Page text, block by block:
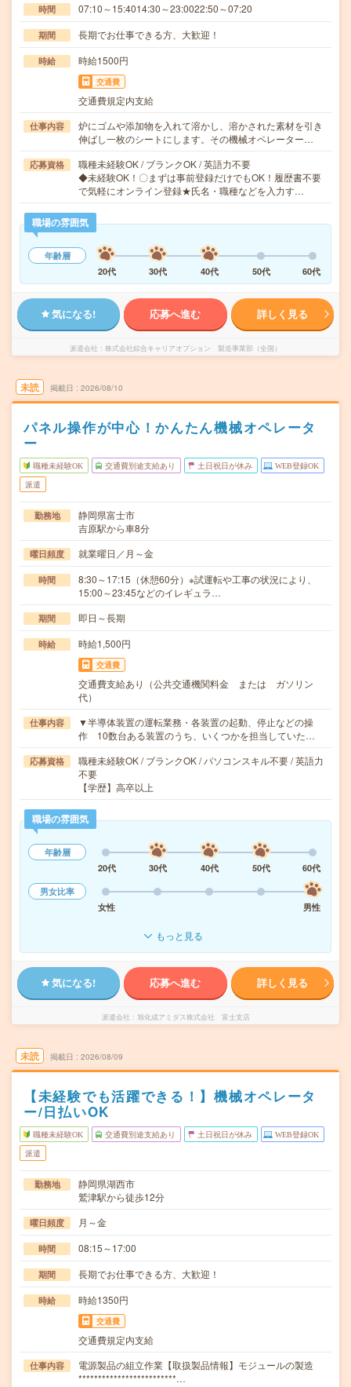
時間 07:10～15:4014:30～23:0022:50～07:20
期間 長期でお仕事できる方、大歓迎！
時給 時給1500円
交通費
交通費規定内支給
仕事内容
炉にゴムや添加物を入れて溶かし、溶かされた素材を引き
伸ばし一枚のシートにします。その機械オペレーター…
応募資格
職種未経験OK / ブランクOK / 英語力不要
◆未経験OK！〇まずは事前登録だけでもOK！履歴書不要
で気軽にオンライン登録★氏名・職種などを入力す…
職場の雰囲気
年齢層
20代
30代 40代 50代 60代
気になる! 応募へ進む 詳しく見る
派遣会社 株式会社綜合キャリアオプション 製造事業部（全国）
未読 掲載日 2026/08/10
パネル操作が中心！かんたん機械オペレータ
ー
職種未経験OK 交通費別途支給あり 土日祝日が休み WEB登録OK
派遣
勤務地
静岡県富士市
吉原駅から車8分
曜日頻度 就業曜日／月～金
時間
8:30～17:15（休憩60分）※試運転や工事の状況により、
15:00～23:45などのイレギュラ…
期間 即日～長期
時給 時給1,500円
交通費
交通費支給あり（公共交通機関料金 または ガソリン
代）
仕事内容
▼半導体装置の運転業務・各装置の起動、停止などの操
作 10数台ある装置のうち、いくつかを担当していた…
応募資格
職種未経験OK / ブランクOK / パソコンスキル不要 / 英語力
不要
【学歴】高卒以上
職場の雰囲気
年齢層
20代
30代 40代 50代
60代
男女比率
女性
男性
もっと見る
気になる! 応募へ進む 詳しく見る
派遣会社 旭化成アミダス株式会社 富士支店
未読 掲載日 2026/08/09
【未経験でも活躍できる！】機械オペレータ
ー/日払いOK
職種未経験OK 交通費別途支給あり 土日祝日が休み WEB登録OK
派遣
勤務地
静岡県湖西市
鷲津駅から徒歩12分
曜日頻度 月～金
時間 08:15～17:00
期間 長期でお仕事できる方、大歓迎！
時給 時給1350円
交通費
交通費規定内支給
仕事内容
電源製品の組立作業【取扱製品情報】モジュールの製造
*************************…